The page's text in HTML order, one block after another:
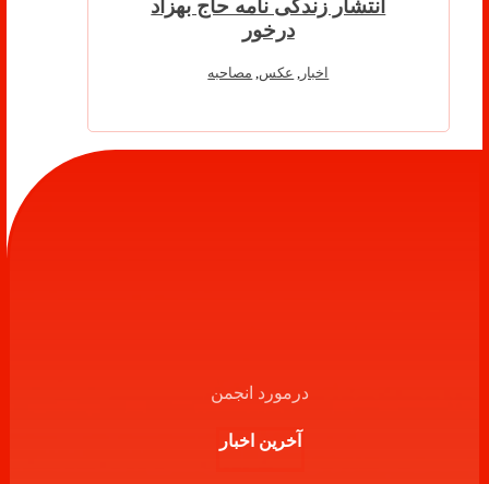
انتشار زندگی نامه حاج بهزاد
درخور
اخبار , عکس, مصاحبه
درمورد انجمن
آخرین اخبار